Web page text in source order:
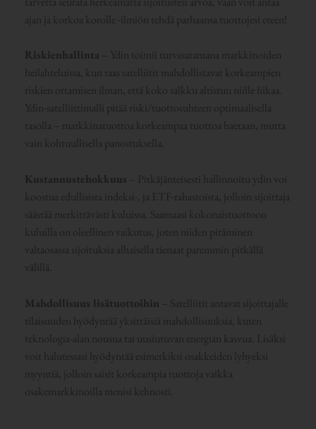
ajan ja korkoa korolle -ilmiön tehdä parhaansa tuottojesi eteen!
Riskienhallinta – Ydin toimii turvasatamana markkinoiden
heilahteluissa, kun taas satelliitit mahdollistavat korkeampien
riskien ottamisen ilman, että koko salkku altistuu niille liikaa.
Ydin-satelliittimalli pitää riski/tuottosuhteen optimaalisella
tasolla – markkinatuottoa korkeampaa tuottoa haetaan, mutta
vain kohtuullisella panostuksella.
Kustannustehokkuus – Pitkäjänteisesti hallinnoitu ydin voi
koostua edullisista indeksi-, ja ETF-rahastoista, jolloin sijoittaja
säästää merkittävästi kuluissa. Saamaasi kokonaistuottoon
kuluilla on oleellinen vaikutus, joten niiden pitäminen
valtaosassa sijoituksia alhaisella tienaat paremmin pitkällä
välillä.
Mahdollisuus lisätuottoihin – Satelliitit antavat sijoittajalle
tilaisuuden hyödyntää yksittäisiä mahdollisuuksia, kuten
teknologia-alan nousua tai uusiutuvan energian kasvua. Lisäksi
voit halutessasi hyödyntää esimerkiksi osakkeiden lyhyeksi
myyntiä, jolloin saisit korkeampia tuottoja vaikka
osakemarkkinoilla menisi kehnosti.